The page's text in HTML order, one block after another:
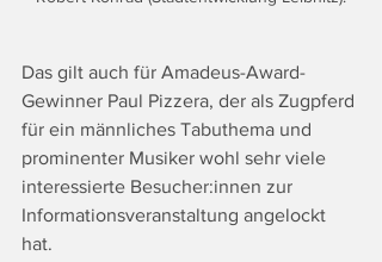
Das gilt auch für Amadeus-Award-
Gewinner Paul Pizzera, der als Zugpferd
für ein männliches Tabuthema und
prominenter Musiker wohl sehr viele
interessierte Besucher:innen zur
Informationsveranstaltung angelockt
hat.